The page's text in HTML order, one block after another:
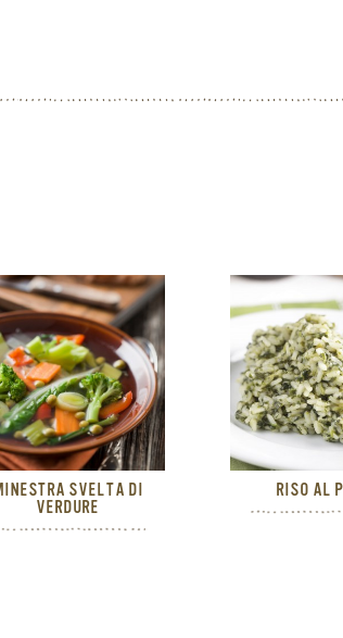
SVELTA DI
VERDURE
RISO AL